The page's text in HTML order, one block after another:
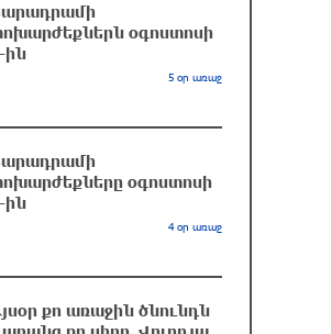
«Jeep»-ն ու «Ford»-ը. կա 4
Գավառի Արծվաքար
փայտի արտադրամասում.
ամբողջությամբ վերածվել է
օգոստոսի
ին
5 օր առաջ
օգոստոսի
ին
4 օր առաջ
քո առաջին ծնունդն